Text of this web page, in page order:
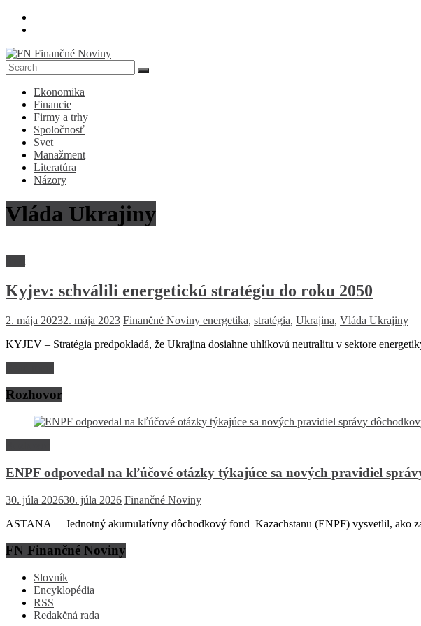
Skip
FN
Finančné
Noviny
Denník
ekonomike
spoločnosti
Ekonomika
Financie
Firmy a trhy
Spoločnosť
Svet
Manažment
Literatúra
Názory
Vláda Ukrajiny
Kyjev: schválili energetickú stratégiu do roku 2050
2. mája 20232. mája 2023 Finančné Noviny energetika, stratégia, Ukrajina, Vláda Ukrajiny
KYJEV – Stratégia predpokladá, že Ukrajina dosiahne uhlíkovú neutralitu v sektore
Rozhovor
ENPF odpovedal na kľúčové otázky týkajúce sa nových pravidiel
30. júla 202630. júla 2026 Finančné Noviny
ASTANA – Jednotný akumulatívny dôchodkový fond Kazachstanu (ENPF) vysvetlil, ako
FN Finančné Noviny
Slovník
Encyklopédia
RSS
Redakčná rada